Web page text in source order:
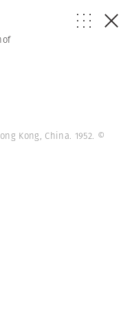
Kong, China. 1952. ©